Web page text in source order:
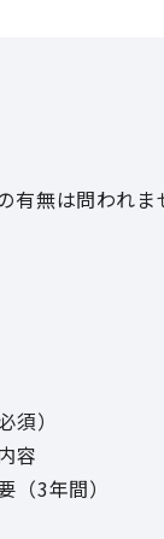
有無は問われま
）
容
3年間）